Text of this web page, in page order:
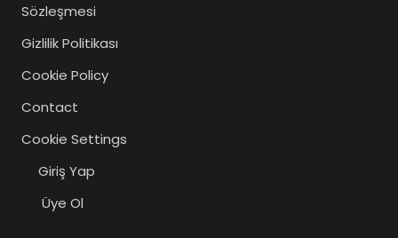
Sözleşmesi
Gizlilik Politikası
Cookie Policy
Contact
Cookie Settings
Giriş Yap
Üye Ol